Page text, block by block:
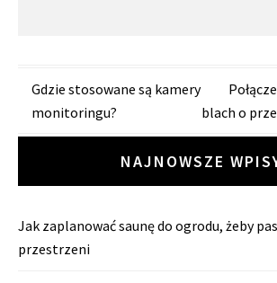
Zobacz
wpisy
Gdzie stosowane są kamery
monitoringu?
blach o
NAJNOWSZE
Jak zaplanować saunę do ogrodu, żeby
przestrzeni